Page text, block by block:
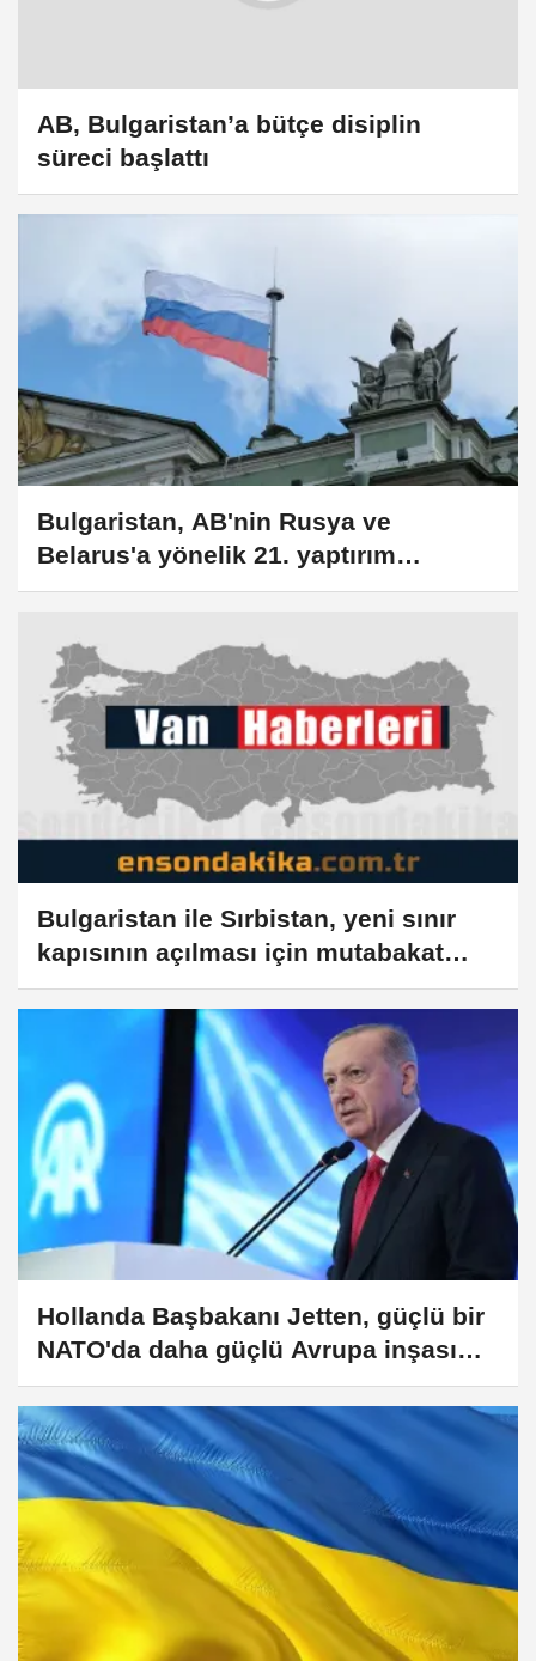
AB, Bulgaristan’a bütçe disiplin
süreci başlattı
Bulgaristan, AB'nin Rusya ve
Belarus'a yönelik 21. yaptırım
paketine ilişkin çekincelerini
Bulgaristan ile Sırbistan, yeni sınır
kapısının açılması için mutabakat
zaptı imzaladı
Hollanda Başbakanı Jetten, güçlü bir
NATO'da daha güçlü Avrupa inşası
için çabaladıklarını söyledi